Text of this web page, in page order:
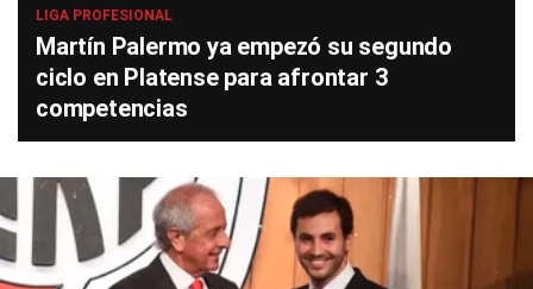
LIGA PROFESIONAL
Martín Palermo ya empezó su segundo
ciclo en Platense para afrontar 3
competencias